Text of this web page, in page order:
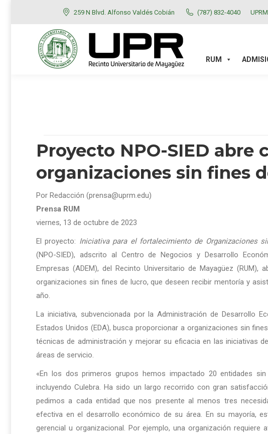
259 N Blvd. Alfonso Valdés Cobián (787) 832-4040 UPRM
RUM
Proyecto NPO-SIED abre
organizaciones sin fines
Por Redacción (prensa@uprm.edu)
Prensa RUM
viernes, 13 de octubre de 2023
El proyecto: Iniciativa para el fortalecimiento de Organizaciones
(NPO-SIED), adscrito al Centro de Negocios y Desarrollo
Empresas (ADEM), del Recinto Universitario de Mayagüez
organizaciones sin fines de lucro, que deseen recibir mentoría y
año.
La iniciativa, subvencionada por la Administración de Desarrollo
Estados Unidos (EDA), busca proporcionar a organizaciones sin
técnicas de administración y mejorar su eficacia en las iniciativas
áreas de servicio.
«En los dos primeros grupos hemos impactado 20 entidades
incluyendo Culebra. Ha sido un largo recorrido con gran
pedimos a cada entidad que nos presente al menos tres
efectiva en el desarrollo económico de su área. En su mayoría,
gerencial u organizacional. Por ejemplo, una organización
RUM ADMISIONES